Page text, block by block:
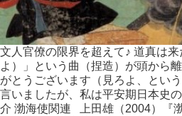
文人官僚の限界を超えて♪ 道真は
よ）」という曲（捏造）が頭か
がとうございます（見ろよ、とい
言いましたが、私は平安期日本史
介 渤海使関連 上田雄（2004）『